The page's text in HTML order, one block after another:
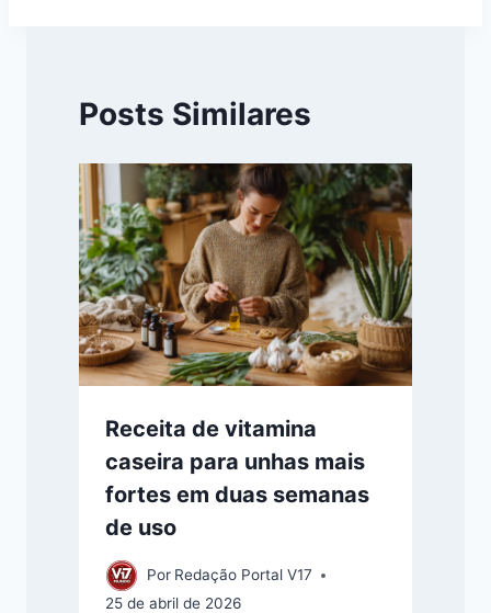
Posts Similares
Receita de vitamina
caseira para unhas mais
fortes em duas semanas
de uso
Por Redação Portal V17
25 de abril de 2026